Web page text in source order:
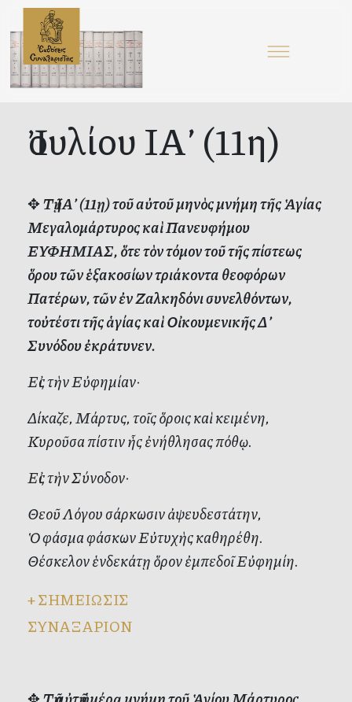
Ἰουλίου ΙΑ’ (11η)
✥Τῇ ΙΑ’ (11ῃ) τοῦ αὐτοῦ μηνὸς μνήμη τῆς Ἁγίας
Μεγαλομάρτυρος καὶ Πανευφήμου
ΕΥΦΗΜΙΑΣ, ὅτε τὸν τόμον τοῦ τῆς πίστεως
ὅρου τῶν ἑξακοσίων τριάκοντα θεοφόρων
Πατέρων, τῶν ἐν Ζαλκηδόνι συνελθόντων,
τοὐτέστι τῆς ἁγίας καὶ Οἰκουμενικῆς Δ’
Συνόδου ἐκράτυνεν.
Εἰς τὴν Εὐφημίαν·
Δίκαζε, Μάρτυς, τοῖς ὅροις καὶ κειμένη,
Κυροῦσα πίστιν ἧς ἐνήθλησας πόθῳ.
Εἰς τὴν Σύνοδον·
Θεοῦ Λόγου σάρκωσιν ἀψευδεστάτην,
Ὁ φάσμα φάσκων Εὐτυχὴς καθηρέθη.
Θέσκελον ἑνδεκάτῃ ὅρον ἐμπεδοῖ Εὐφημίη.
+ΣΗΜΕΙΩΣΙΣ
ΣΥΝΑΞΑΡΙΟΝ